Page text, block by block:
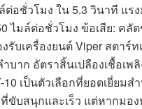
ต่อชั่วโมง ใน 5.3 วินาที แร
ไมล์ต่อชั่วโมง ข้อเสีย: คลั
รับเครื่องยนต์ Viper สตาร์
บาก อัตราสิ้นเปลืองเชื้อเพ
10 เป็นตัวเลือกที่ยอดเยี่ยมส
ขับสนุกและเร็ว แต่หากมอ